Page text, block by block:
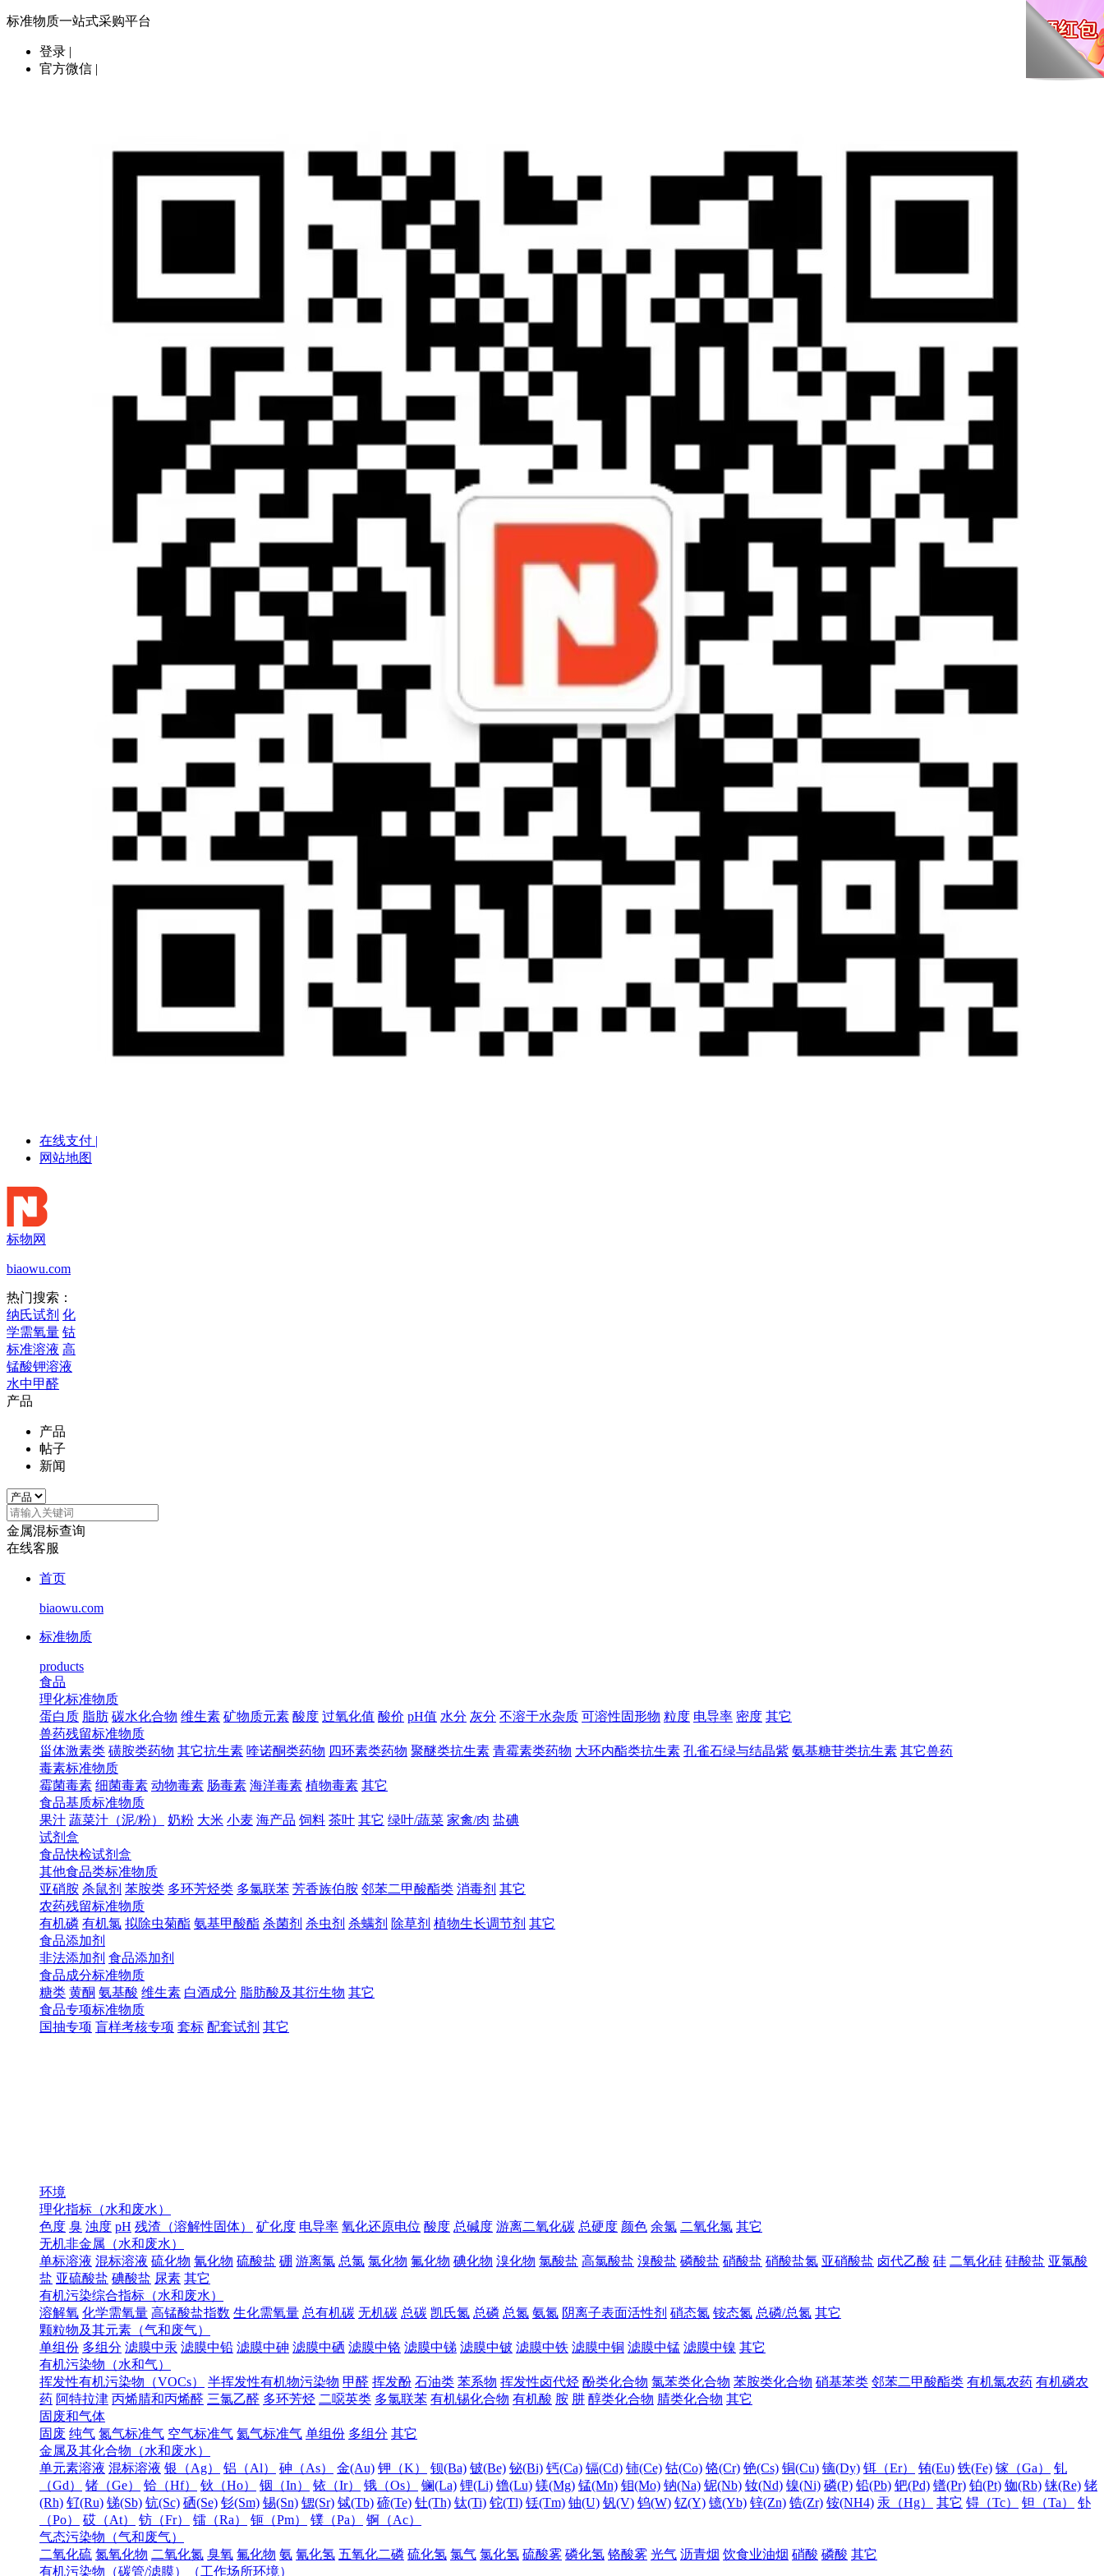
标准物质一站式采购平台
登录 |
官方微信 |
在线支付 |
网站地图
标物网
biaowu.com
热门搜索：
纳氏试剂 化
学需氧量 钴
标准溶液 高
锰酸钾溶液
水中甲醛
产品
产品
帖子
新闻
金属混标查询
在线客服
首页
biaowu.com
标准物质
products
食品
理化标准物质
蛋白质 脂肪 碳水化合物 维生素 矿物质元素 酸度 过氧化值 酸价 pH值 水分 灰分 不溶于水杂质 可溶性固形物 粒度 电导率 密度 其它
兽药残留标准物质
甾体激素类 磺胺类药物 其它抗生素 喹诺酮类药物 四环素类药物 聚醚类抗生素 青霉素类药物 大环内酯类抗生素 孔雀石绿与结晶紫 氨基糖苷类抗生素 其它兽药
毒素标准物质
霉菌毒素 细菌毒素 动物毒素 肠毒素 海洋毒素 植物毒素 其它
食品基质标准物质
果汁 蔬菜汁（泥/粉） 奶粉 大米 小麦 海产品 饲料 茶叶 其它 绿叶/蔬菜 家禽/肉 盐碘
试剂盒
食品快检试剂盒
其他食品类标准物质
亚硝胺 杀鼠剂 苯胺类 多环芳烃类 多氯联苯 芳香族伯胺 邻苯二甲酸酯类 消毒剂 其它
农药残留标准物质
有机磷 有机氯 拟除虫菊酯 氨基甲酸酯 杀菌剂 杀虫剂 杀螨剂 除草剂 植物生长调节剂 其它
食品添加剂
非法添加剂 食品添加剂
食品成分标准物质
糖类 黄酮 氨基酸 维生素 白酒成分 脂肪酸及其衍生物 其它
食品专项标准物质
国抽专项 盲样考核专项 套标 配套试剂 其它
环境
理化指标（水和废水）
色度 臭 浊度 pH 残渣（溶解性固体） 矿化度 电导率 氧化还原电位 酸度 总碱度 游离二氧化碳 总硬度 颜色 余氯 二氧化氯 其它
无机非金属（水和废水）
单标溶液 混标溶液 硫化物 氰化物 硫酸盐 硼 游离氯 总氯 氯化物 氟化物 碘化物 溴化物 氯酸盐 高氯酸盐 溴酸盐 磷酸盐 硝酸盐 硝酸盐氮 亚硝酸盐 卤代乙酸 硅 二氧化硅 硅酸盐 亚氯酸
盐 亚硫酸盐 碘酸盐 尿素 其它
有机污染综合指标（水和废水）
溶解氧 化学需氧量 高锰酸盐指数 生化需氧量 总有机碳 无机碳 总碳 凯氏氮 总磷 总氮 氨氮 阴离子表面活性剂 硝态氮 铵态氮 总磷/总氮 其它
颗粒物及其元素（气和废气）
单组份 多组分 滤膜中汞 滤膜中铅 滤膜中砷 滤膜中硒 滤膜中铬 滤膜中锑 滤膜中铍 滤膜中铁 滤膜中铜 滤膜中锰 滤膜中镍 其它
有机污染物（水和气）
挥发性有机污染物（VOCs）
半挥发性有机物污染物 甲醛 挥发酚 石油类 苯系物 挥发性卤代烃 酚类化合物 氯苯类化合物 苯胺类化合物 硝基苯类 邻苯二甲酸酯类 有机氯农药 有机磷农
药 阿特拉津 丙烯腈和丙烯醛 三氯乙醛 多环芳烃 二噁英类 多氯联苯 有机锡化合物 有机酸 胺 肼 醇类化合物 腈类化合物 其它
固废和气体
固废 纯气 氮气标准气 空气标准气 氦气标准气 单组份 多组分 其它
金属及其化合物（水和废水）
单元素溶液 混标溶液 银（Ag） 铝（Al） 砷（As） 金(Au) 钾（K） 钡(Ba) 铍(Be) 铋(Bi) 钙(Ca) 镉(Cd) 铈(Ce) 钴(Co) 铬(Cr) 铯(Cs) 铜(Cu) 镝(Dy) 铒（Er） 铕(Eu) 铁(Fe) 镓（Ga）
钆
（Gd）
锗（Ge） 铪（Hf） 钬（Ho） 铟（In） 铱（Ir） 锇（Os） 镧(La) 锂(Li) 镥(Lu) 镁(Mg) 锰(Mn) 钼(Mo) 钠(Na) 铌(Nb) 钕(Nd) 镍(Ni) 磷(P) 铅(Pb) 钯(Pd) 镨(Pr) 铂(Pt) 铷(Rb) 铼(Re) 铑
(Rh) 钌(Ru) 锑(Sb) 钪(Sc) 硒(Se) 钐(Sm) 锡(Sn) 锶(Sr) 铽(Tb) 碲(Te) 钍(Th) 钛(Ti) 铊(Tl) 铥(Tm) 铀(U) 钒(V) 钨(W) 钇(Y) 镱(Yb) 锌(Zn) 锆(Zr) 铵(NH4) 汞（Hg） 其它 锝（Tc） 钽（Ta）
钋
（Po）
砹（At） 钫（Fr） 镭（Ra） 钷（Pm） 镤（Pa）
锕（Ac）
气态污染物（气和废气）
二氧化硫 氮氧化物 二氧化氮 臭氧 氟化物 氨 氰化氢 五氧化二磷 硫化氢 氯气 氯化氢 硫酸雾 磷化氢 铬酸雾 光气 沥青烟 饮食业油烟 硝酸 磷酸 其它
有机污染物（碳管/滤膜）（工作场所环境）